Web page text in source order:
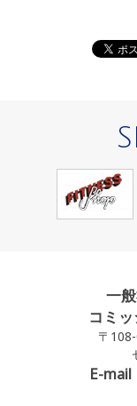
一
コミ
〒
E-mail